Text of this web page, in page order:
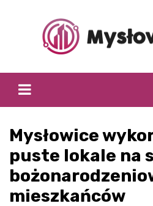
Mysłowice
puste lokale na
mieszkańców